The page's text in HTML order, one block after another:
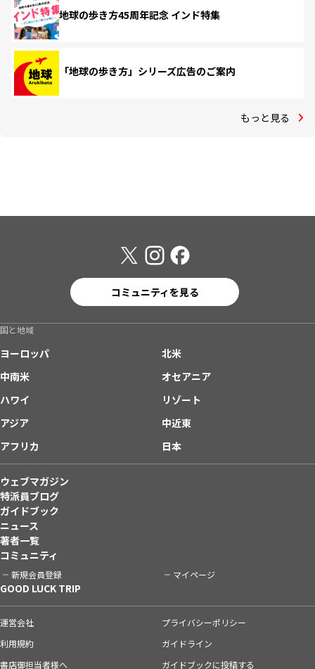
地球の歩き方45周年記念 インド特集
「地球の歩き方」シリーズ広告のご案内
もっと見る
コミュニティを見る
国と地域
ヨーロッパ
北米
中南米
オセアニア
ハワイ
リゾート
アジア
中近東
アフリカ
日本
ウェブマガジン
特派員ブログ
ガイドブック
ニュース
著者一覧
コミュニティ
新規会員登録 マイページ
GOOD LUCK TRIP
運営会社
プライバシーポリシー
利用規約
ガイドライン
書店御担当者様へ
ガイドブックに投稿する